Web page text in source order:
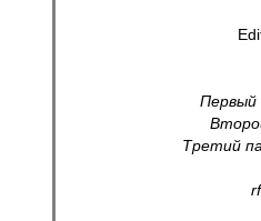
Первый
Второй
Третий